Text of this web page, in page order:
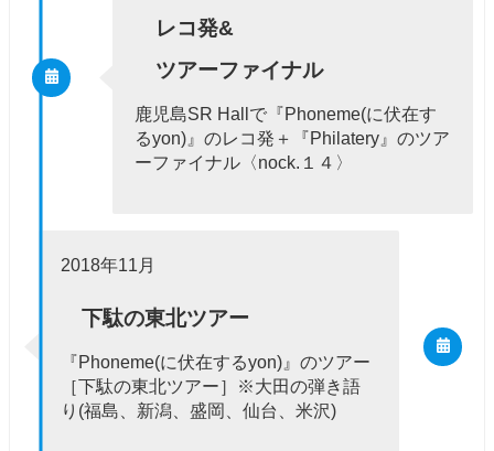
レコ発&
ツアーファイナル
鹿児島SR Hallで『Phoneme(に伏在す
るyon)』のレコ発＋『Philatery』のツア
ーファイナル〈nock.１４〉
2018年11月
下駄の東北ツアー
『Phoneme(に伏在するyon)』のツアー
［下駄の東北ツアー］※大田の弾き語
り(福島、新潟、盛岡、仙台、米沢)